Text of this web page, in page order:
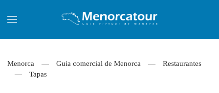
Skip to main content
Menorca Guia comercial de Menorca
Restaurantes
Tapas